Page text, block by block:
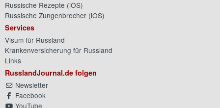
Russische Rezepte (iOS)
Russische Zungenbrecher (iOS)
Services
Visum für Russland
Krankenversicherung für Russland
Links
RusslandJournal.de folgen
Newsletter
Facebook
YouTube